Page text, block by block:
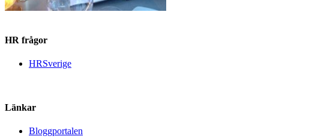
HR frågor
HRSverige
Länkar
Bloggportalen